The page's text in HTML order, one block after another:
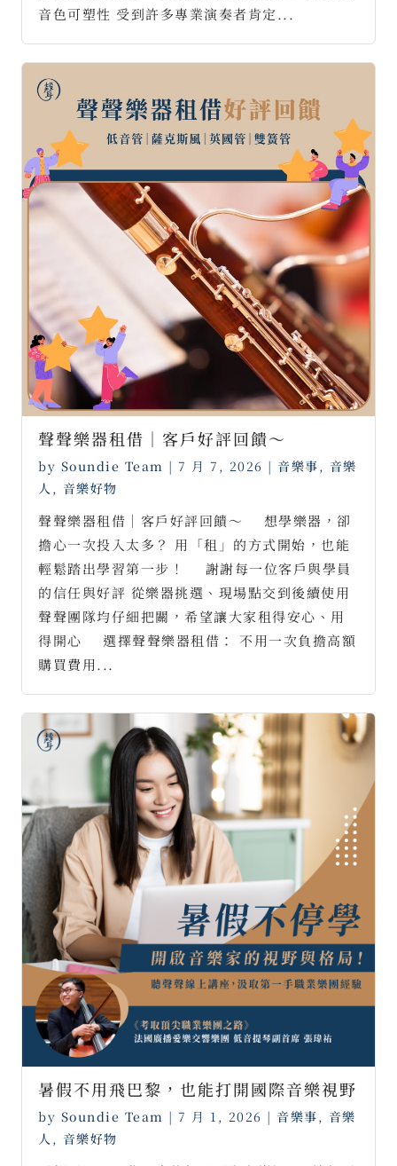
音色可塑性 受到許多專業演奏者肯定...
聲聲樂器租借｜客戶好評回饋～ ⠀
by Soundie Team | 7 月 7, 2026 | 音樂事, 音樂
人 , 音樂好物
聲聲樂器租借｜客戶好評回饋～ ⠀ 想學樂器，卻
擔心一次投入太多？ 用「租」的方式開始，也能
輕鬆踏出學習第一步！ ⠀ 謝謝每一位客戶與學員
的信任與好評 從樂器挑選、現場點交到後續使用
聲聲團隊均仔細把關，希望讓大家租得安心、用
得開心 ⠀ 選擇聲聲樂器租借： 不用一次負擔高額
購買費用...
暑假不用飛巴黎，也能打開國際音樂視野
by Soundie Team | 7 月 1, 2026 | 音樂事, 音樂
人 , 音樂好物